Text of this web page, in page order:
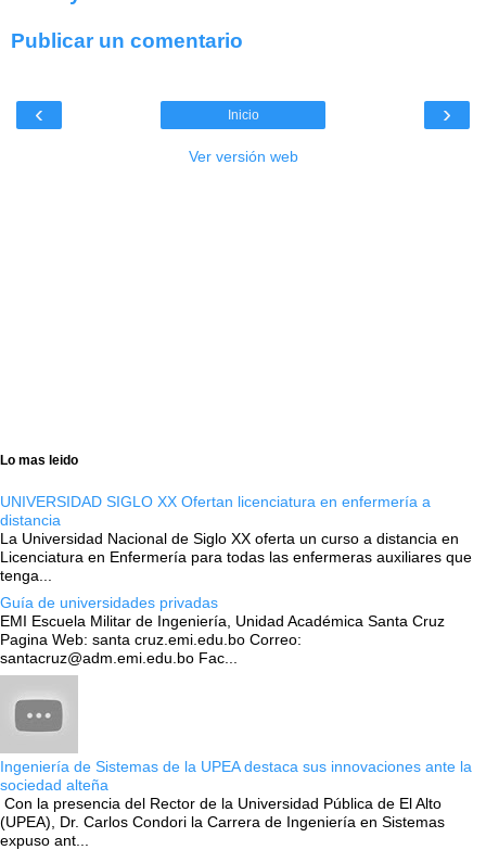
Publicar un comentario
‹ ›
Inicio
Ver versión web
Lo mas leido
UNIVERSIDAD SIGLO XX Ofertan licenciatura en enfermería a
distancia
La Universidad Nacional de Siglo XX oferta un curso a distancia en
Licenciatura en Enfermería para todas las enfermeras auxiliares que
tenga...
Guía de universidades privadas
EMI Escuela Militar de Ingeniería, Unidad Académica Santa Cruz
Pagina Web: santa cruz.emi.edu.bo Correo:
santacruz@adm.emi.edu.bo Fac...
Ingeniería de Sistemas de la UPEA destaca sus innovaciones ante la
sociedad alteña
Con la presencia del Rector de la Universidad Pública de El Alto
(UPEA), Dr. Carlos Condori la Carrera de Ingeniería en Sistemas
expuso ant...